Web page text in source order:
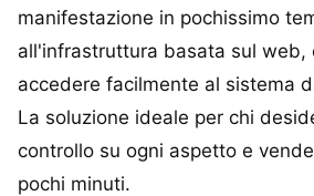
manifestazione in pochissimo
all'infrastruttura basata sul web,
accedere facilmente al sistema
La soluzione ideale per chi
controllo su ogni aspetto e
pochi minuti.